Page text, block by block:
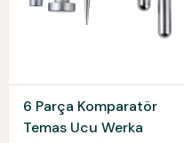
6 Parça Komparatör
Temas Ucu Werka